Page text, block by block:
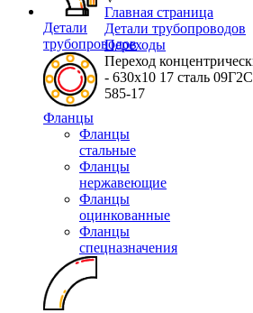
Детали
трубопроводов
Фланцы
Фланцы
стальные
Фланцы
нержавеющие
Фланцы
оцинкованные
Фланцы
спецназначения
Главная страница
Детали трубопроводов
Переходы
Переход
- 630х10 17 сталь
585-17